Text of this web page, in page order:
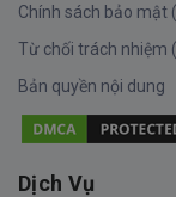
Chính sách bảo mật
Từ chối trách nhiệm
Bản quyền nội dung
Dịch Vụ